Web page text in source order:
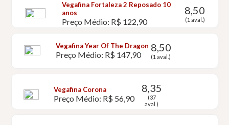
Vegafina Fortaleza 2 Reposado 10
anos
Preço Médio: R$ 122,90
8,50
(1 aval.)
Vegafina Year Of The Dragon
Preço Médio: R$ 147,90
8,50
(1 aval.)
Vegafina Corona
Preço Médio: R$ 56,90
8,35
(37
aval.)